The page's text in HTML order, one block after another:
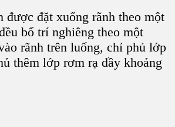
được đặt xuống rãnh theo một
bố trí nghiêng theo một
rãnh trên luống, chỉ phủ lớp
thêm lớp rơm rạ dầy khoảng